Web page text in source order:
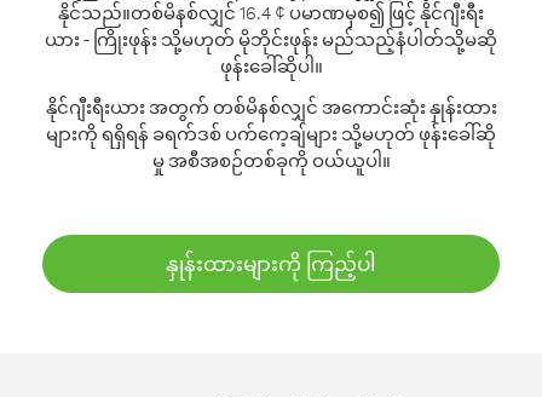
နိုင်သည်။တစ်မိနစ်လျှင် 16.4 ¢ ပမာဏမှစ၍ ဖြင့် နိုင်ဂျီးရီး
ယား - ကြိုးဖုန်း သို့မဟုတ် မိုဘိုင်းဖုန်း မည်သည့်နံပါတ်သို့မဆို
ဖုန်းခေါ်ဆိုပါ။
နိုင်ဂျီးရီးယား အတွက် တစ်မိနစ်လျှင် အကောင်းဆုံး နှုန်းထား
များကို ရရှိရန် ခရက်ဒစ် ပက်ကေ့ချ်များ သို့မဟုတ် ဖုန်းခေါ်ဆို
မှု အစီအစဉ်တစ်ခုကို ဝယ်ယူပါ။
နှုန်းထားများကို ကြည့်ပါ